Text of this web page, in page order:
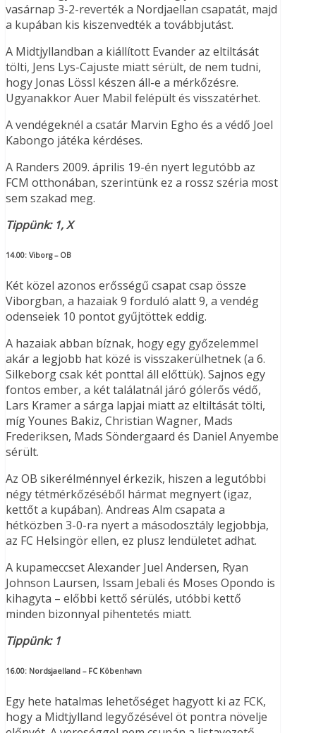
vasárnap 3-2-reverték a Nordjaellan csapatát, majd
a kupában kis kiszenvedték a továbbjutást.
A Midtjyllandban a kiállított Evander az eltiltását
tölti, Jens Lys-Cajuste miatt sérült, de nem tudni,
hogy Jonas Lössl készen áll-e a mérkőzésre.
Ugyanakkor Auer Mabil felépült és visszatérhet.
A vendégeknél a csatár Marvin Egho és a védő Joel
Kabongo játéka kérdéses.
A Randers 2009. április 19-én nyert legutóbb az
FCM otthonában, szerintünk ez a rossz széria most
sem szakad meg.
Tippünk: 1, X
14.00: Viborg – OB
Két közel azonos erősségű csapat csap össze
Viborgban, a hazaiak 9 forduló alatt 9, a vendég
odenseiek 10 pontot gyűjtöttek eddig.
A hazaiak abban bíznak, hogy egy győzelemmel
akár a legjobb hat közé is visszakerülhetnek (a 6.
Silkeborg csak két ponttal áll előttük). Sajnos egy
fontos ember, a két találatnál járó gólerős védő,
Lars Kramer a sárga lapjai miatt az eltiltását tölti,
míg Younes Bakiz, Christian Wagner, Mads
Frederiksen, Mads Söndergaard és Daniel Anyembe
sérült.
Az OB sikerélménnyel érkezik, hiszen a legutóbbi
négy tétmérkőzéséből hármat megnyert (igaz,
kettőt a kupában). Andreas Alm csapata a
hétközben 3-0-ra nyert a másodosztály legjobbja,
az FC Helsingör ellen, ez plusz lendületet adhat.
A kupameccset Alexander Juel Andersen, Ryan
Johnson Laursen, Issam Jebali és Moses Opondo is
kihagyta – előbbi kettő sérülés, utóbbi kettő
minden bizonnyal pihentetés miatt.
Tippünk: 1
16.00: Nordsjaelland – FC Köbenhavn
Egy hete hatalmas lehetőséget hagyott ki az FCK,
hogy a Midtjylland legyőzésével öt pontra növelje